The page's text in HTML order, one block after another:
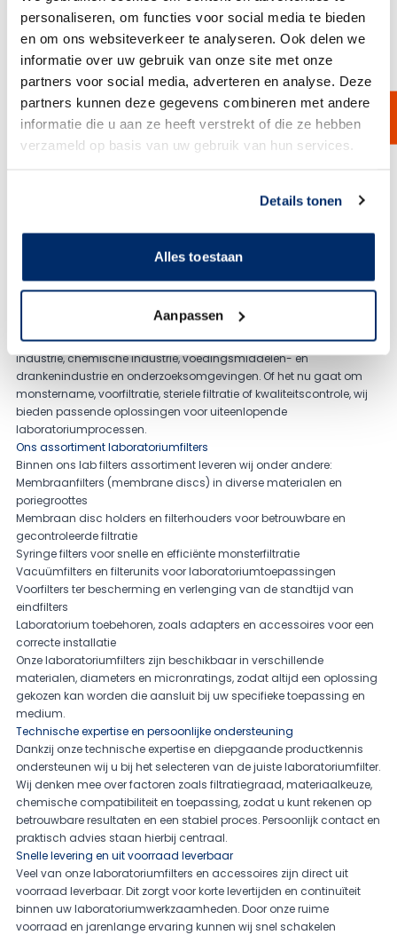
personaliseren, om functies voor social media te bieden
en om ons websiteverkeer te analyseren. Ook delen we
informatie over uw gebruik van onze site met onze
partners voor social media, adverteren en analyse. Deze
partners kunnen deze gegevens combineren met andere
informatie die u aan ze heeft verstrekt of die ze hebben
verzameld op basis van uw gebruik van hun services.
Details tonen
Alles toestaan
Aanpassen
Laboratoriumfilters – betrouwbare filtratie-oplossingen met 100 jaar
expertise
ondersteunen wij klanten met hoogwaardige producten en
en proceszekerheid centraal staan. Deze ervaring vertalen wij ook
naar ons uitgebreide assortiment laboratoriumfilters en
Hoogwaardige lab filters voor uiteenlopende toepassingen
nauwkeurige, reproduceerbare en veilige laboratoriumfiltratie. De
producten worden toegepast in onder andere de farmaceutische
industrie, chemische industrie, voedingsmiddelen- en
drankenindustrie en onderzoeksomgevingen. Of het nu gaat om
monstername, voorfiltratie, steriele filtratie of kwaliteitscontrole, wij
bieden passende oplossingen voor uiteenlopende
laboratoriumprocessen.
Ons assortiment laboratoriumfilters
Binnen ons lab filters assortiment leveren wij onder andere:
Membraanfilters (membrane discs) in diverse materialen en
poriegroottes
Membraan disc holders en filterhouders voor betrouwbare en
gecontroleerde filtratie
Syringe filters voor snelle en efficiënte monsterfiltratie
Vacuümfilters en filterunits voor laboratoriumtoepassingen
Voorfilters ter bescherming en verlenging van de standtijd van
eindfilters
Laboratorium toebehoren, zoals adapters en accessoires voor een
correcte installatie
Onze laboratoriumfilters zijn beschikbaar in verschillende
materialen, diameters en micronratings, zodat altijd een oplossing
gekozen kan worden die aansluit bij uw specifieke toepassing en
medium.
Technische expertise en persoonlijke ondersteuning
Dankzij onze technische expertise en diepgaande productkennis
ondersteunen wij u bij het selecteren van de juiste laboratoriumfilter.
Wij denken mee over factoren zoals filtratiegraad, materiaalkeuze,
chemische compatibiliteit en toepassing, zodat u kunt rekenen op
betrouwbare resultaten en een stabiel proces. Persoonlijk contact en
praktisch advies staan hierbij centraal.
Snelle levering en uit voorraad leverbaar
Veel van onze laboratoriumfilters en accessoires zijn direct uit
voorraad leverbaar. Dit zorgt voor korte levertijden en continuïteit
binnen uw laboratoriumwerkzaamheden. Door onze ruime
voorraad en jarenlange ervaring kunnen wij snel schakelen